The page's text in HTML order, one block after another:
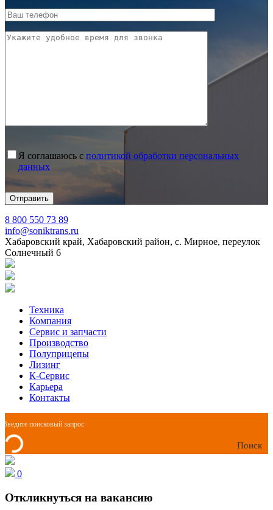
Я соглашаюсь с политикой обработки персональных
данных
8 800 550 73 89
info@soniktrans.ru
Хабаровский край, Хабаровский район, с. Мирное, переулок
Солнечный 6
Техника
Компания
Сервис и запчасти
Производство
Полуприцепы
Лизинг
К-Сервис
Карьера
Контакты
Поиск
0
Откликнуться на вакансию